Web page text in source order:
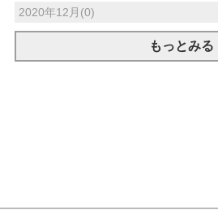
2020年12月(0)
もっとみる